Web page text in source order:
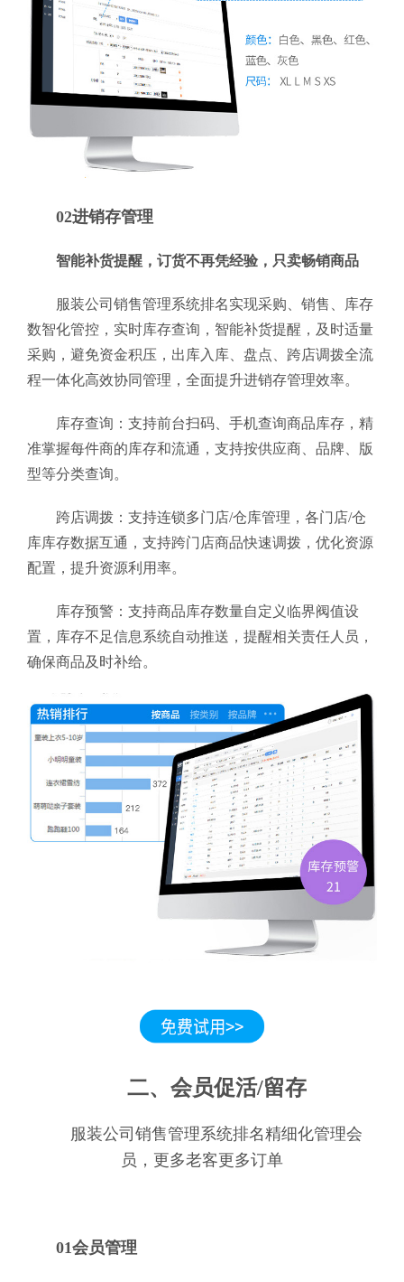
02进销存管理
智能补货提醒，订货不再凭经验，只卖畅销商品
服装公司销售管理系统排名实现采购、销售、库存
数智化管控，实时库存查询，智能补货提醒，及时适量
采购，避免资金积压，出库入库、盘点、跨店调拨全流
程一体化高效协同管理，全面提升进销存管理效率。
库存查询：支持前台扫码、手机查询商品库存，精
准掌握每件商的库存和流通，支持按供应商、品牌、版
型等分类查询。
跨店调拨：支持连锁多门店/仓库管理，各门店/仓
库库存数据互通，支持跨门店商品快速调拨，优化资源
配置，提升资源利用率。
库存预警：支持商品库存数量自定义临界阀值设
置，库存不足信息系统自动推送，提醒相关责任人员，
确保商品及时补给。
二、会员促活/留存
服装公司销售管理系统排名精细化管理会
员，更多老客更多订单
01会员管理